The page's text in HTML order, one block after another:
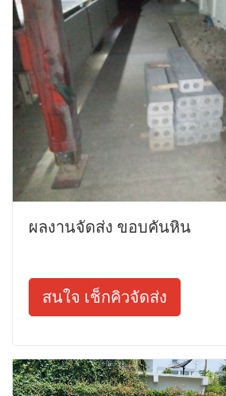
ผลงานจัดส่ง ขอบคันหิน
สนใจ เช็กคิวจัดส่ง